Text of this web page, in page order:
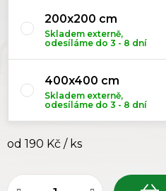
200x200 cm
Skladem externě,
odesíláme do 3 - 8 dní
400x400 cm
Skladem externě,
odesíláme do 3 - 8 dní
od 190 Kč / ks